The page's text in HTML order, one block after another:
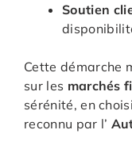
Soutien
Cette démarche
sur les marchés
sérénité, en
reconnu par l’